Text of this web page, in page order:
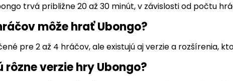
trvá približne 20 až 30 minút, v závislosti od počtu
môže hrať Ubongo?
pre 2 až 4 hráčov, ale existujú aj verzie a rozšírenia,
rôzne verzie hry Ubongo?